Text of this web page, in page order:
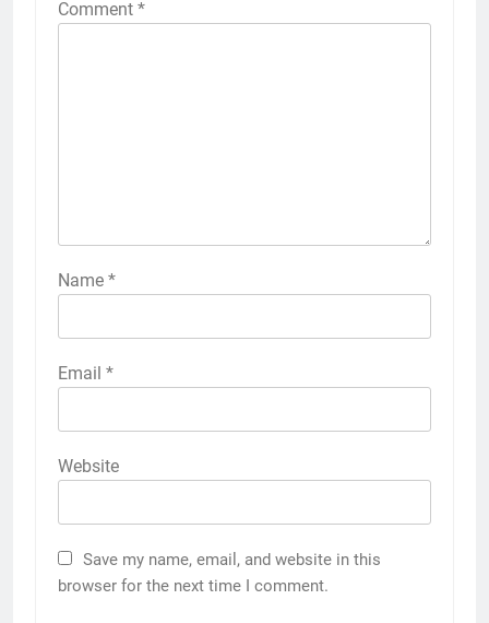
Comment *
Name *
Email *
Website
Save my name, email, and website in this
browser for the next time I comment.